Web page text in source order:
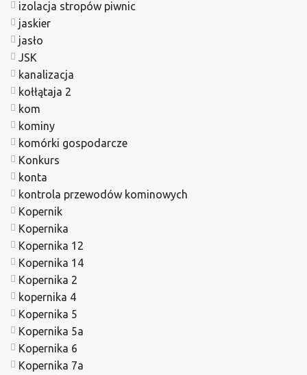
izolacja stropów piwnic
jaskier
jasło
JSK
kanalizacja
kołłątaja 2
kom
kominy
komórki gospodarcze
Konkurs
konta
kontrola przewodów kominowych
Kopernik
Kopernika
Kopernika 12
Kopernika 14
Kopernika 2
kopernika 4
Kopernika 5
Kopernika 5a
Kopernika 6
Kopernika 7a